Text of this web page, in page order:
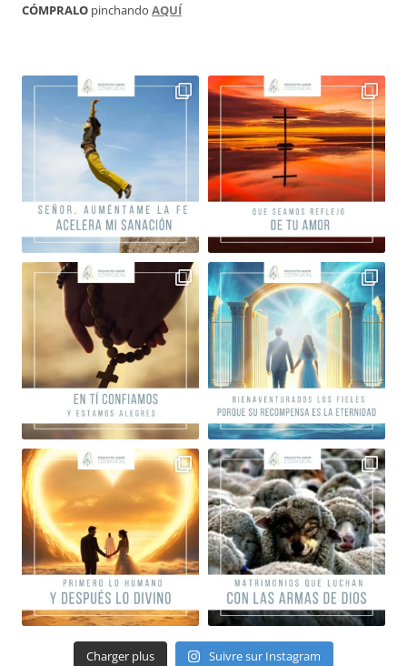
CÓMPRALO pinchando AQUÍ
Charger plus Suivre sur Instagram